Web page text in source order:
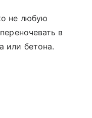
не любую
в
или бетона.